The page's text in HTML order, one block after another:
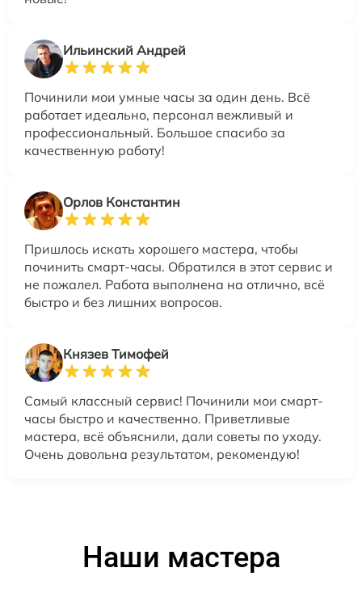
Ильинский Андрей
Починили мои умные часы за один день. Всё
работает идеально, персонал вежливый и
профессиональный. Большое спасибо за
качественную работу!
Орлов Константин
Пришлось искать хорошего мастера, чтобы
починить смарт-часы. Обратился в этот сервис и
не пожалел. Работа выполнена на отлично, всё
быстро и без лишних вопросов.
Князев Тимофей
Самый классный сервис! Починили мои смарт-
часы быстро и качественно. Приветливые
мастера, всё объяснили, дали советы по уходу.
Очень довольна результатом, рекомендую!
Наши мастера